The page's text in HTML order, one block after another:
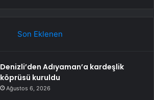
Son Eklenen
Denizli’den Adıyaman’a kardeşlik
köprüsü kuruldu
Ağustos 6, 2026